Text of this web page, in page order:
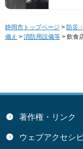
静岡市トップページ > 防災
備え > 消防用設備等 > 飲食
著作権・リンク
ウェブアクセシ